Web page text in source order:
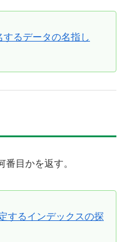
するデータの名指し
目かを返す。
するインデックスの探